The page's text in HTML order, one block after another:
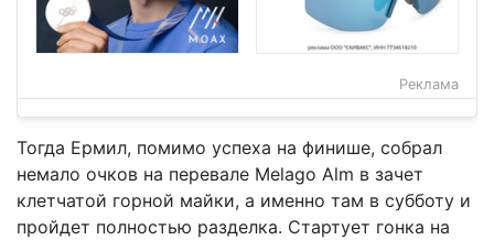
Реклама
Тогда Ермил, помимо успеха на финише, собрал
немало очков на перевале Melago Alm в зачет
клетчатой горной майки, а именно там в субботу и
пройдет полностью разделка. Стартует гонка на